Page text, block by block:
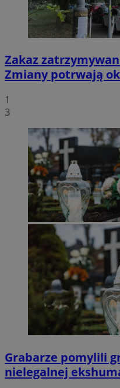
Zakaz
Zmiany potrwają
1
3
Grabarze pomylili
nielegalnej